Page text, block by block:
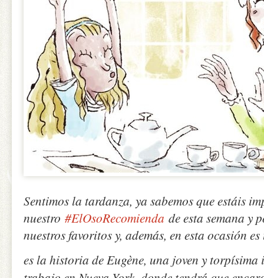
Sentimos la tardanza, ya sabemos que estáis
nuestro #ElOsoRecomienda de esta semana y
nuestros favoritos y, además, en esta ocasión
es la historia de Eugène, una joven y